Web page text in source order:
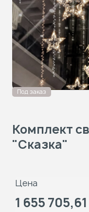
Под заказ
Комплект
"Сказка"
Цена
1 655 705,61